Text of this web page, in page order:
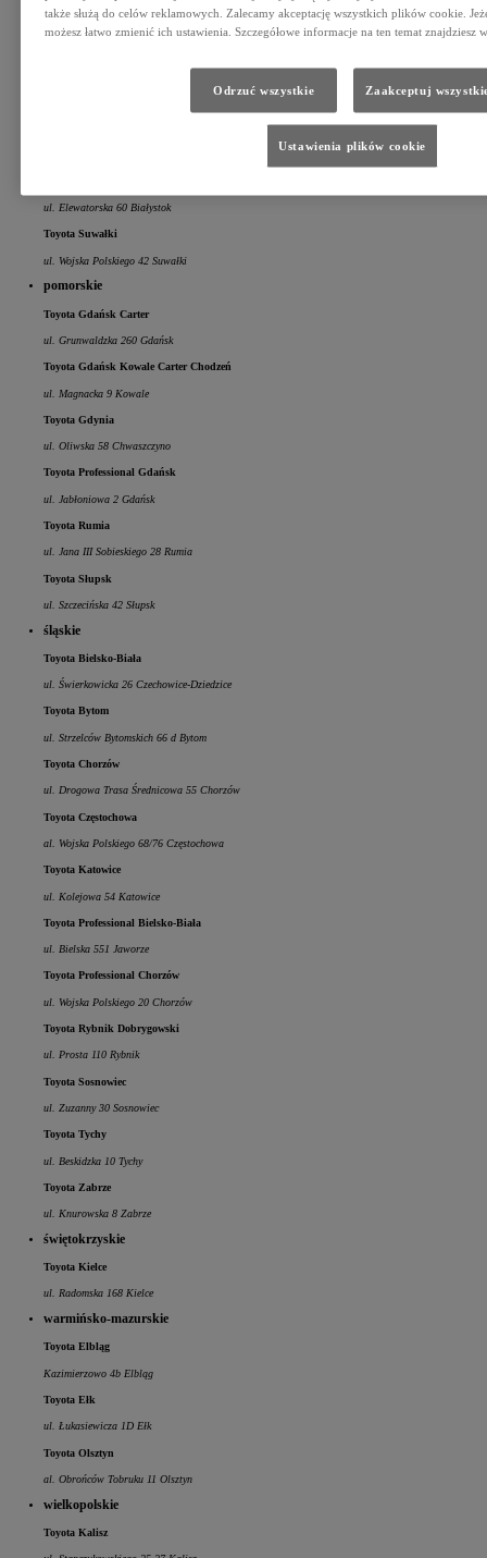
Świlcza 146T Świlcza/Rzeszów
ul. Elewatorska 60 Białystok
Toyota Suwałki
ul. Wojska Polskiego 42 Suwałki
pomorskie
Toyota Gdańsk Carter
ul. Grunwaldzka 260 Gdańsk
Toyota Gdańsk Kowale Carter Chodzeń
ul. Magnacka 9 Kowale
Toyota Gdynia
ul. Oliwska 58 Chwaszczyno
Toyota Professional Gdańsk
ul. Jabłoniowa 2 Gdańsk
Toyota Rumia
ul. Jana III Sobieskiego 28 Rumia
Toyota Słupsk
ul. Szczecińska 42 Słupsk
śląskie
Toyota Bielsko-Biała
ul. Świerkowicka 26 Czechowice-Dziedzice
Toyota Bytom
ul. Strzelców Bytomskich 66 d Bytom
Toyota Chorzów
ul. Drogowa Trasa Średnicowa 55 Chorzów
Toyota Częstochowa
al. Wojska Polskiego 68/76 Częstochowa
Toyota Katowice
ul. Kolejowa 54 Katowice
Toyota Professional Bielsko-Biała
ul. Bielska 551 Jaworze
Toyota Professional Chorzów
ul. Wojska Polskiego 20 Chorzów
Toyota Rybnik Dobrygowski
ul. Prosta 110 Rybnik
Toyota Sosnowiec
ul. Zuzanny 30 Sosnowiec
Toyota Tychy
ul. Beskidzka 10 Tychy
Toyota Zabrze
ul. Knurowska 8 Zabrze
świętokrzyskie
Toyota Kielce
ul. Radomska 168 Kielce
warmińsko-mazurskie
Toyota Elbląg
Kazimierzowo 4b Elbląg
Toyota Ełk
ul. Łukasiewicza 1D Ełk
Toyota Olsztyn
al. Obrońców Tobruku 11 Olsztyn
wielkopolskie
Toyota Kalisz
także służą do celów reklamowych. Zalecamy akceptację wszystkich plików cookie.
możesz łatwo zmienić ich ustawienia. Szczegółowe informacje na ten temat znajdziesz
Odrzuć wszystkie Zaakceptuj
Ustawienia plików cookie